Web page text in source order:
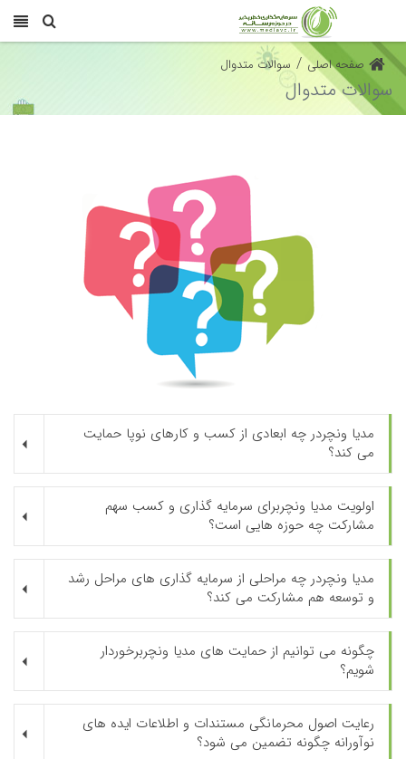
صفحه اصلی / سوالات متدوال
سوالات متدوال
مدیا ونچردر چه ابعادی از کسب و کارهای نوپا حمایت
می کند؟
اولویت مدیا ونچربرای سرمایه گذاری و کسب سهم
مشارکت چه حوزه هایی است؟
مدیا ونچردر چه مراحلی از سرمایه گذاری های مراحل رشد
و توسعه هم مشارکت می کند؟
چگونه می توانیم از حمایت های مدیا ونچربرخوردار
شویم؟
رعایت اصول محرمانگی مستندات و اطلاعات ایده های
نوآورانه چگونه تضمین می شود؟